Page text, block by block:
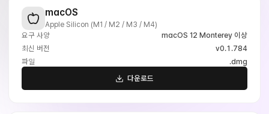
macOS
Apple Silicon (M1 / M2 / M3 / M4)
요구 사양
macOS 12 Monterey 이상
최신 버전
v0.1.784
파일
.dmg
다운로드